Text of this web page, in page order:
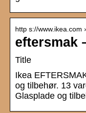
http s://www.ikea.com
eftersmak
Title
Ikea
og tilbehør. 13
Glasplade og